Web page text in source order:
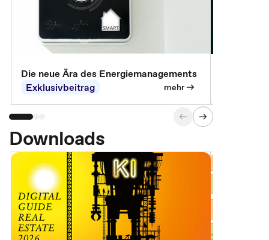
Die neue Ära des Energiemanagements
Exklusivbeitrag
mehr
Downloads